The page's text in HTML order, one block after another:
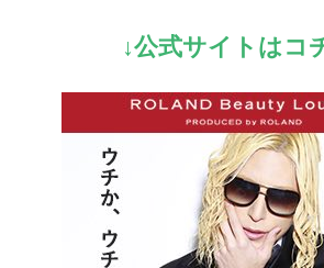
↓公式サイトはコ